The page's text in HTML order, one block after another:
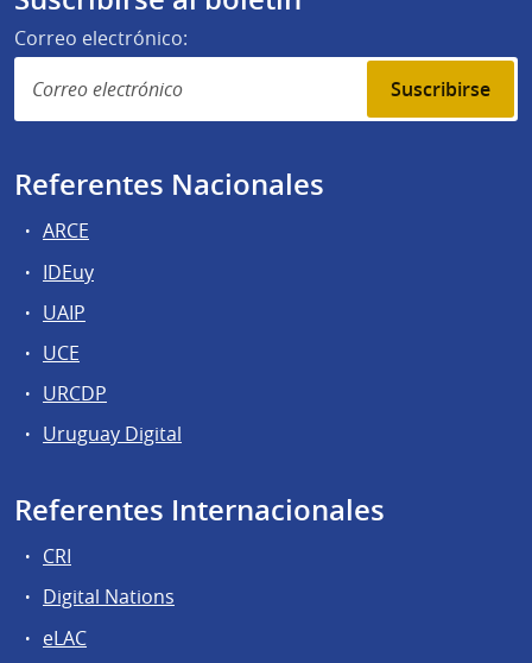
Correo electrónico:
Suscribirse
Referentes Nacionales
ARCE
IDEuy
UAIP
UCE
URCDP
Uruguay Digital
Referentes Internacionales
CRI
Digital Nations
eLAC